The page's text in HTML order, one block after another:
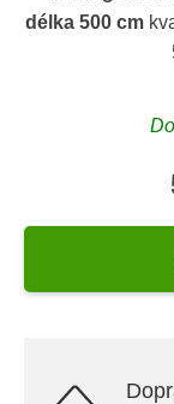
délka 500 cm